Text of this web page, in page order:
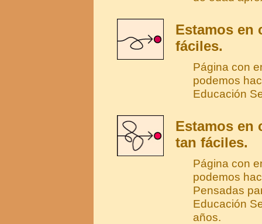
Estamos en
fáciles.
Página con
podemos
Educación
Estamos en
tan fáciles.
Página con
podemos
Pensadas
Educación
años.